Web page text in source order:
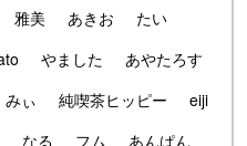
雅美 あきお
たい
やました
あやたろす
みぃ 純喫茶ヒッピー
eiji
なる フム
あんぱん